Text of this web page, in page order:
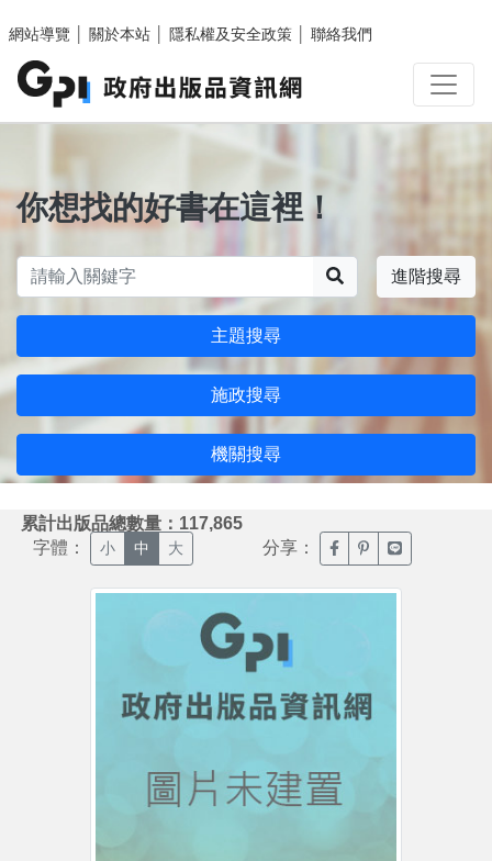
網站導覽
關於本站 隱私權及安全政策 聯絡我們
你想找的好書在這裡！
進階搜尋
主題搜尋
施政搜尋
機關搜尋
累計出版品總數量：117,865
字體： 小 中 大 分享： 臉書分享(另開新視窗)
噗浪分享(另開新
Line分享(另